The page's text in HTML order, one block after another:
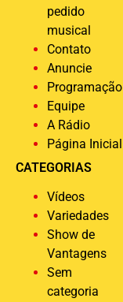
pedido
musical
Contato
Anuncie
Programação
Equipe
A Rádio
Página Inicial
CATEGORIAS
Vídeos
Variedades
Show de
Vantagens
Sem
categoria